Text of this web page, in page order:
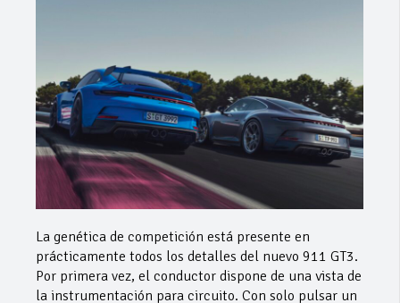
La genética de competición está presente en
prácticamente todos los detalles del nuevo 911 GT3.
Por primera vez, el conductor dispone de una vista de
la instrumentación para circuito. Con solo pulsar un